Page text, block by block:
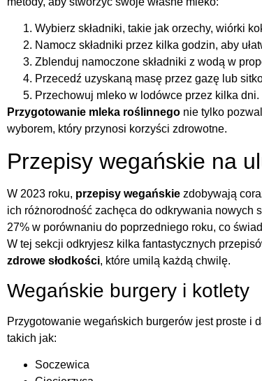
Wybierz składniki, takie jak orzechy, wiórki
Namocz składniki przez kilka godzin, aby
Zblenduj namoczone składniki z wodą w
Przecedź uzyskaną masę przez gazę lub
Przechowuj mleko w lodówce przez kilka
Przygotowanie mleka roślinnego nie tylko
wyborem, który przynosi korzyści zdrowotne.
Przepisy wegańskie na
W 2023 roku, przepisy wegańskie zdobywają
ich różnorodność zachęca do odkrywania nowych
27% w porównaniu do poprzedniego roku, co
W tej sekcji odkryjesz kilka fantastycznych
zdrowe słodkości, które umilą każdą chwilę.
Wegańskie burgery i kotlety
Przygotowanie wegańskich burgerów jest proste i
takich jak:
Soczewica